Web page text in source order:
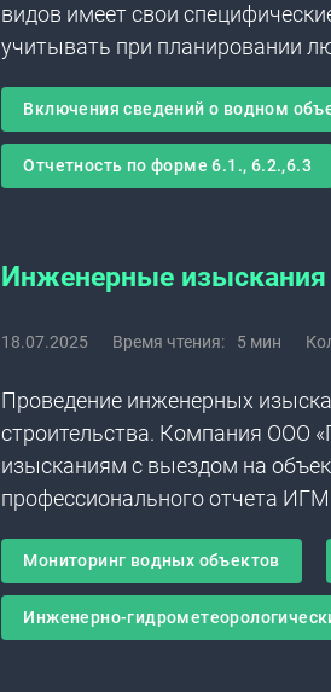
видов имеет свои
учитывать при планировании
Включения сведений о водном
Отчетность по форме 6.1., 6.2.,6.3
Инженерные
18.07.2025 Время чтения: 5 мин
Проведение инженерных
строительства. Компания ООО
изысканиям с выездом на
профессионального отчета
Мониторинг водных объектов
Инженерно-